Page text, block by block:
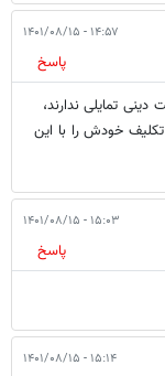
۱۴:۵۷ - ۱۴۰۱/۰۸/۱۵
پاسخ
تمایلی ندارند،
تکلیف خودش را با این
۱۵:۰۳ - ۱۴۰۱/۰۸/۱۵
پاسخ
۱۵:۱۴ - ۱۴۰۱/۰۸/۱۵